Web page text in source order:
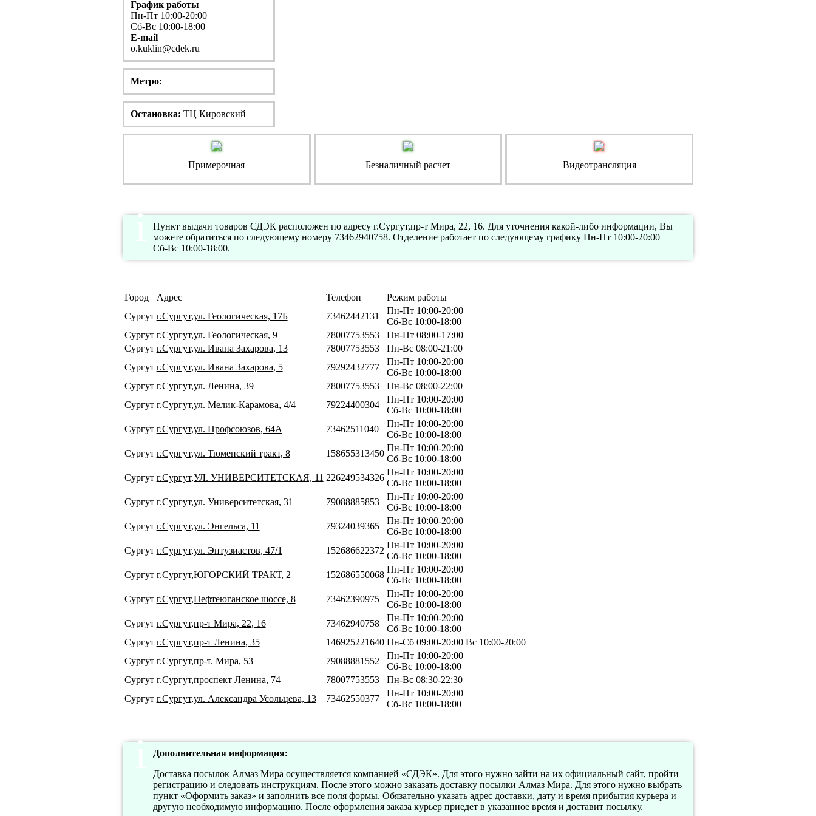
График работы
Пн-Пт 10:00-20:00
Сб-Вс 10:00-18:00
E-mail
o.kuklin@cdek.ru
Метро:
Остановка: ТЦ Кировский
Примерочная Безналичный расчет Видеотрансляция
Пункт выдачи товаров СДЭК расположен по адресу г.Сургут,пр-т Мира, 22, 16. Для уточнения какой-либо информации, Вы
можете обратиться по следующему номеру 73462940758. Отделение работает по следующему графику Пн-Пт 10:00-20:00
Сб-Вс 10:00-18:00.
Город Адрес Телефон
Режим работы
Сургут г.Сургут,ул. Геологическая, 17Б 73462442131
Пн-Пт 10:00-20:00
Сб-Вс 10:00-18:00
Сургут г.Сургут,ул. Геологическая, 9 78007753553
Пн-Пт 08:00-17:00
Сургут г.Сургут,ул. Ивана Захарова, 13 78007753553
Пн-Вс 08:00-21:00
Сургут г.Сургут,ул. Ивана Захарова, 5 79292432777
Пн-Пт 10:00-20:00
Сб-Вс 10:00-18:00
Сургут г.Сургут,ул. Ленина, 39 78007753553
Пн-Вс 08:00-22:00
Сургут г.Сургут,ул. Мелик-Карамова, 4/4 79224400304
Пн-Пт 10:00-20:00
Сб-Вс 10:00-18:00
Сургут г.Сургут,ул. Профсоюзов, 64А 73462511040
Пн-Пт 10:00-20:00
Сб-Вс 10:00-18:00
Сургут г.Сургут,ул. Тюменский тракт, 8 158655313450
Пн-Пт 10:00-20:00
Сб-Вс 10:00-18:00
Сургут г.Сургут,УЛ. УНИВЕРСИТЕТСКАЯ, 11 226249534326
Пн-Пт 10:00-20:00
Сб-Вс 10:00-18:00
Сургут г.Сургут,ул. Университетская, 31 79088885853
Пн-Пт 10:00-20:00
Сб-Вс 10:00-18:00
Сургут г.Сургут,ул. Энгельса, 11 79324039365
Пн-Пт 10:00-20:00
Сб-Вс 10:00-18:00
Сургут г.Сургут,ул. Энтузиастов, 47/1 152686622372
Пн-Пт 10:00-20:00
Сб-Вс 10:00-18:00
Сургут г.Сургут,ЮГОРСКИЙ ТРАКТ, 2 152686550068
Пн-Пт 10:00-20:00
Сб-Вс 10:00-18:00
Сургут г.Сургут,Нефтеюганское шоссе, 8 73462390975
Пн-Пт 10:00-20:00
Сб-Вс 10:00-18:00
Сургут г.Сургут,пр-т Мира, 22, 16 73462940758
Пн-Пт 10:00-20:00
Сб-Вс 10:00-18:00
Сургут г.Сургут,пр-т Ленина, 35 146925221640 Пн-Сб 09:00-20:00 Вс 10:00-20:00
Сургут г.Сургут,пр-т. Мира, 53 79088881552
Пн-Пт 10:00-20:00
Сб-Вс 10:00-18:00
Сургут г.Сургут,проспект Ленина, 74 78007753553
Пн-Вс 08:30-22:30
Сургут г.Сургут,ул. Александра Усольцева, 13 73462550377
Пн-Пт 10:00-20:00
Сб-Вс 10:00-18:00
Дополнительная информация:
Доставка посылок Алмаз Мира осуществляется компанией «СДЭК». Для этого нужно зайти на их официальный сайт, пройти
регистрацию и следовать инструкциям. После этого можно заказать доставку посылки Алмаз Мира. Для этого нужно выбрать
пункт «Оформить заказ» и заполнить все поля формы. Обязательно указать адрес доставки, дату и время прибытия курьера и
другую необходимую информацию. После оформления заказа курьер приедет в указанное время и доставит посылку.